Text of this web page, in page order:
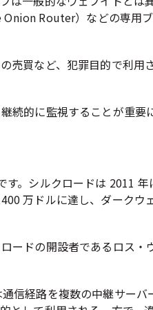
Router）などの専用ブ
売買など、犯罪目的で利用
的に監視することが重要
。シルクロードは 2011
万ドルに達し、ダークウ
ドの開設者であるロス・
信経路を複数の中継サーバ